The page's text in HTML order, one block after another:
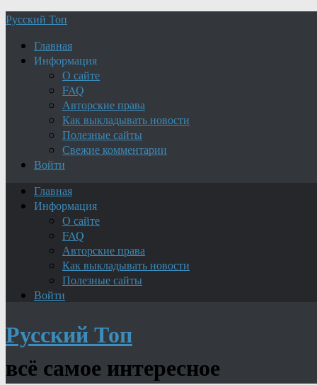
Русский Топ
Главная
Информация
О сайте
FAQ
Авторские права
Как выкладывать новости
Полезные сайты
Свежие комментарии
Войти
Главная
Информация
О сайте
FAQ
Авторские права
Как выкладывать новости
Полезные сайты
Войти
Русский Топ
всё самое интересное